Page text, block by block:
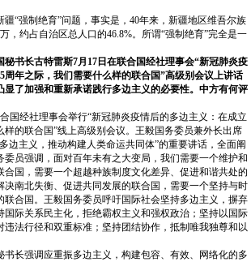
强制绝育”问题，事实是，40年来，新疆地区维吾尔族
，约占自治区总人口的46.8%。所谓“强制绝育”完全是一
秘书长古特雷斯7月17日在联合国经社理事会“新冠肺炎疫
周年之际，我们需要什么样的联合国”高级别会议上讲话
显了加强和重新承诺践行多边主义的必要性。中方有何评
经社理事会举行“新冠肺炎疫情后的多边主义：在成立
样的联合国”线上高级别会议。王毅国务委员兼外长出席
边主义，推动构建人类命运共同体”的重要讲话，全面阐
委员强调，面对百年未有之大变局，我们需要一个维护和
合国，需要一个超越种族制度文化差异、促进和谐共处的
决南北失衡、促进共同发展的联合国，需要一个坚持与时
联合国。王毅国务委员呼吁国际社会坚持多边主义，摒弃
国际关系民主化，拒绝霸权主义和强权政治；坚持以国际
违法行径和双重标准；坚持团结协作，抵制唯我独尊和以
长强调应重振多边主义，构建包容、有效、网络化的多